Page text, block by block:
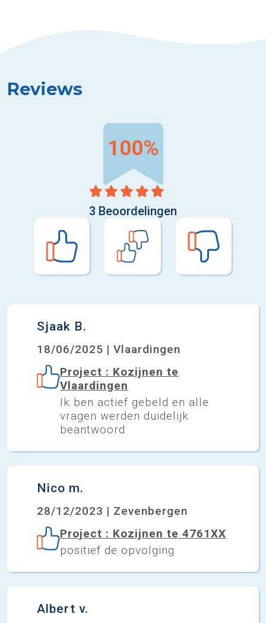
Reviews
100%
3 Beoordelingen
Sjaak B.
18/06/2025 | Vlaardingen
Project : Kozijnen te
Vlaardingen
Ik ben actief gebeld en alle
vragen werden duidelijk
beantwoord
Nico m.
28/12/2023 | Zevenbergen
Project : Kozijnen te 4761XX
positief de opvolging
Albert v.